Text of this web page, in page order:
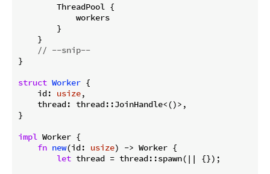
        ThreadPool {
            workers
        }
    }
// --snip--
}
struct Worker {
    id:
usize,
    thread: thread::JoinHandle<()>,
}
impl Worker {
fn new(id: usize) -> Worker {
let thread = thread::spawn(|| {});